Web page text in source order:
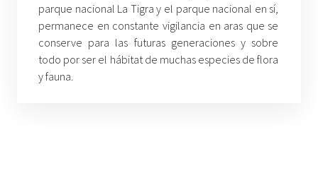
parque nacional La Tigra y el parque nacional en sí,
permanece en constante vigilancia en aras que se
conserve para las futuras generaciones y sobre
todo por ser el hábitat de muchas especies de flora
y fauna.